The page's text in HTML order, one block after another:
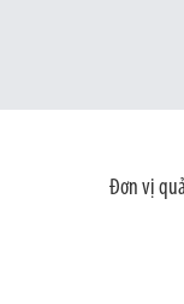
Đơn vị